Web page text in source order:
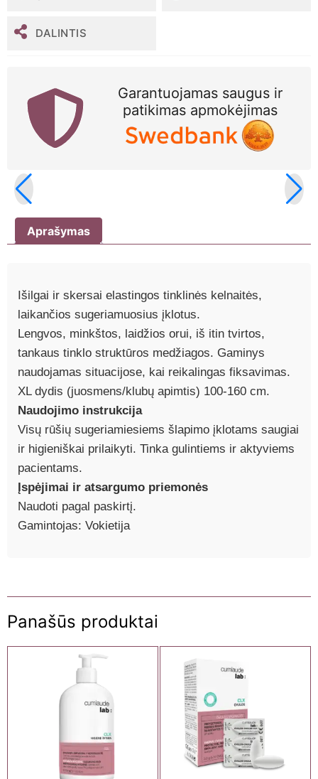
N3DALINTIS
Garantuojamas saugus ir
patikimas apmokėjimas
Aprašymas
Išilgai ir skersai elastingos tinklinės kelnaitės,
laikančios sugeriamuosius įklotus.
Lengvos, minkštos, laidžios orui, iš itin tvirtos,
tankaus tinklo struktūros medžiagos. Gaminys
naudojamas situacijose, kai reikalingas fiksavimas.
XL dydis (juosmens/klubų apimtis) 100-160 cm.
Naudojimo instrukcija
Visų rūšių sugeriamiesiems šlapimo įklotams saugiai
ir higieniškai prilaikyti. Tinka gulintiems ir aktyviems
pacientams.
Įspėjimai ir atsargumo priemonės
Naudoti pagal paskirtį.
Gamintojas: Vokietija
Panašūs produktai